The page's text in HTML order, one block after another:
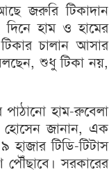
জরুরি টিকাদান
হাম ও হামের
চালান আসার
বলছেন, শুধু টিকা নয়,
পাঠানো হাম-রুবেলা
হোসেন জানান, এক
টিডি-টিটাস
পৌঁছাবে। সরকারের